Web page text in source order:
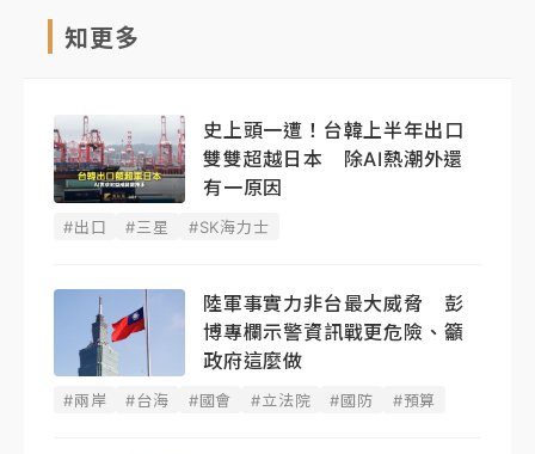
知更多
史上頭一遭！台韓上半年出口
雙雙超越日本 除AI熱潮外還
有一原因
#出口 #三星 #SK海力士
陸軍事實力非台最大威脅 彭
博專欄示警資訊戰更危險、籲
政府這麼做
#兩岸 #台海 #國會 #立法院 #國防 #預算